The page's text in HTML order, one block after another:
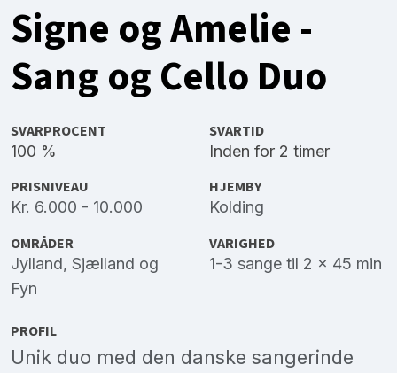
Signe og Amelie -
Sang og Cello Duo
SVARPROCENT
100 %
SVARTID
Inden for 2 timer
PRISNIVEAU
Kr. 6.000 - 10.000
HJEMBY
Kolding
OMRÅDER
Jylland, Sjælland og
Fyn
VARIGHED
1-3 sange til 2 x 45 min
PROFIL
Unik duo med den danske sangerinde